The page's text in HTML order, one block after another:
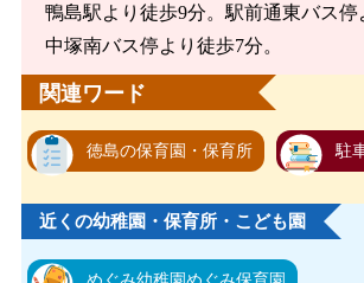
鴨島駅より徒歩9分。駅前通東バス停
中塚南バス停より徒歩7分。
関連ワード
徳島の保育園・保育所 駐
近くの幼稚園・保育所・こども園